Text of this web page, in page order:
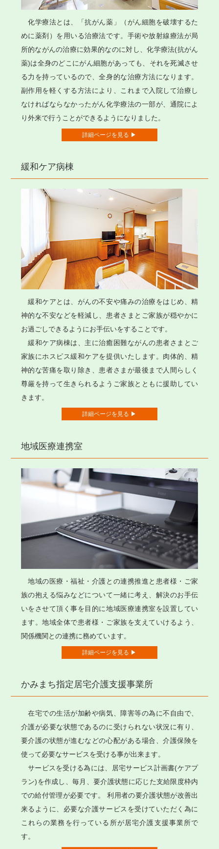
化学療法とは、「抗がん薬」（がん細胞を破壊するた
めに薬剤）を用いる治療法です。手術や放射線療法が局
所的ながんの治療に効果的なのに対し、化学療法(抗がん
薬)は全身のどこにがん細胞があっても、それを死滅させ
る力を持っているので、全身的な治療方法になります。
副作用を軽くする方法により、これまで入院して治療し
なければならなかったがん化学療法の一部が、通院によ
り外来で行うことができるようになりました。
詳細ページを見る ▶
緩和ケア病棟
緩和ケアとは、がんの不安や痛みの治療をはじめ、精
神的な不安などを軽減し、患者さまとご家族が穏やかに
お過ごしできるようにお手伝いをすることです。
緩和ケア病棟は、主に治癒困難ながんの患者さまとご
家族にホスピス緩和ケアを提供いたします。肉体的、精
神的な苦痛を取り除き、患者さまが最後まで人間らしく
尊厳を持って生きられるようご家族とともに援助してい
きます。
詳細ページを見る ▶
地域医療連携室
地域の医療・福祉・介護との連携推進と患者様・ご家
族の抱える悩みなどについて一緒に考え、解決のお手伝
いをさせて頂く事を目的に地域医療連携室を設置してい
ます。地域全体で患者様・ご家族を支えていけるよう、
関係機関との連携に務めています。
詳細ページを見る ▶
かみまち指定居宅介護支援事業所
在宅での生活が加齢や病気、障害等の為に不自由で、
介護が必要な状態であるのに受けられない状況に有り、
要介護の状態が進むなどの心配がある場合、介護保険を
使って必要なサービスを受ける事が出来ます。
サービスを受ける為には、居宅サービス計画書(ケアプ
ラン)を作成し、毎月、要介護状態に応じた支給限度枠内
での給付管理が必要です。 利用者の要介護状態が改善出
来るように、必要な介護サービスを受けていただく為に
これらの業務を行っている所が居宅介護支援事業所で
す。